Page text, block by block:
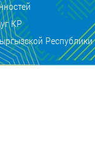
КР
Республики